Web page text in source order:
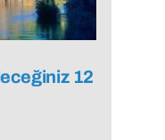
12